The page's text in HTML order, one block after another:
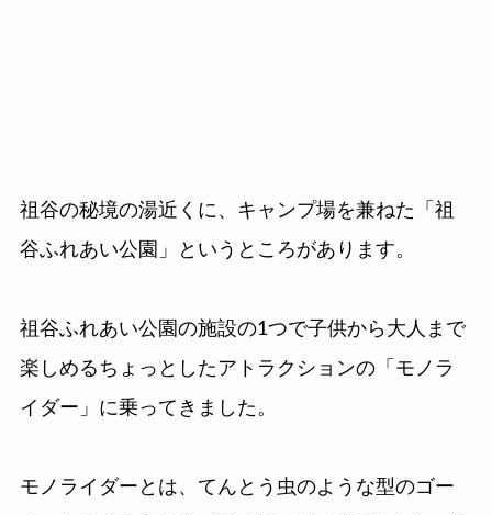
祖谷の秘境の湯近くに、キャンプ場を兼ねた「祖
谷ふれあい公園」というところがあります。
祖谷ふれあい公園の施設の1つで子供から大人まで
楽しめるちょっとしたアトラクションの「モノラ
イダー」に乗ってきました。
モノライダーとは、てんとう虫のような型のゴー